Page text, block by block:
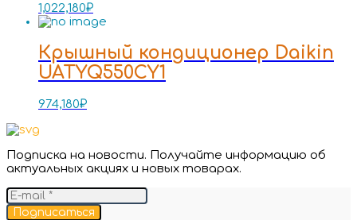
1,022,180₽
Крышный кондиционер Daikin
UATYQ550CY1
974,180₽
Подписка на новости. Получайте информацию об
актуальных акциях и новых товарах.
Подписаться